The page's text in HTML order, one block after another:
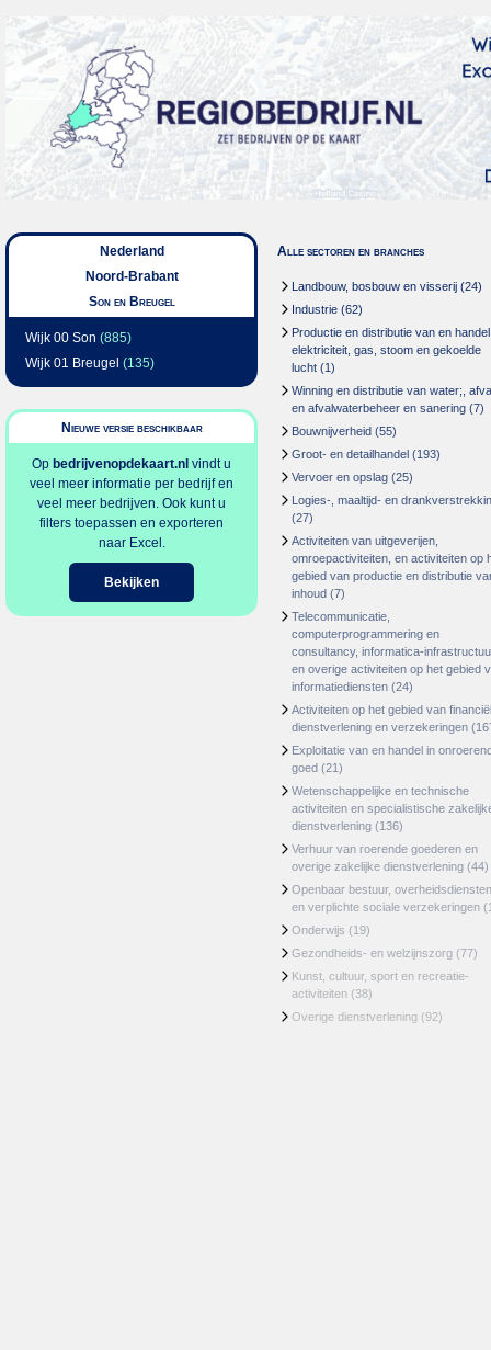
Nederland
Noord-Brabant
Son en Breugel
Wijk 00 Son (885)
Wijk 01 Breugel (135)
Nieuwe versie beschikbaar
Op bedrijvenopdekaart.nl vindt u
veel meer informatie per bedrijf en
veel meer bedrijven. Ook kunt u
filters toepassen en exporteren
naar Excel.
Bekijken
Alle sectoren en branches
Landbouw, bosbouw en visserij (24)
Industrie (62)
Productie en distributie van en
elektriciteit, gas, stoom en gekoelde
lucht (1)
Winning en distributie van water;,
en afvalwaterbeheer en sanering (7)
Bouwnijverheid (55)
Groot- en detailhandel (193)
Vervoer en opslag (25)
Logies-, maaltijd- en
(27)
Activiteiten van uitgeverijen,
omroepactiviteiten, en activiteiten op
gebied van productie en distributie
inhoud (7)
Telecommunicatie,
computerprogrammering en
consultancy, informatica-
en overige activiteiten op het gebied
informatiediensten (24)
Activiteiten op het gebied van
dienstverlening en verzekeringen
Exploitatie van en handel in
goed (21)
Wetenschappelijke en technische
activiteiten en specialistische
dienstverlening (136)
Verhuur van roerende goederen en
overige zakelijke dienstverlening (44)
Openbaar bestuur, overheidsdiensten
en verplichte sociale verzekeringen
Onderwijs (19)
Gezondheids- en welzijnszorg (77)
Kunst, cultuur, sport en recreatie-
activiteiten (38)
Overige dienstverlening (92)